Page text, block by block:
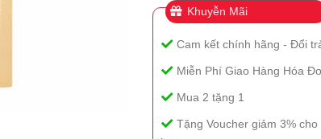
Khuyễn Mãi
Cam kết chính hãng - Đổi
Miễn Phí Giao Hàng Hóa
Mua 2 tặng 1
Tặng Voucher giảm 3%